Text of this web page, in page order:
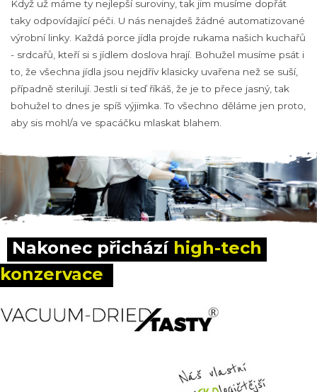
Když už máme ty nejlepší suroviny, tak jim musíme dopřát
taky odpovídající péči. U nás nenajdeš žádné automatizované
výrobní linky. Každá porce jídla projde rukama našich kuchařů
- srdcařů, kteří si s jídlem doslova hrají. Bohužel musíme psát i
to, že všechna jídla jsou nejdřív klasicky uvařena než se suší,
případně sterilují. Jestli si teď říkáš, že je to přece jasný, tak
bohužel to dnes je spíš výjimka. To všechno děláme jen proto,
aby sis mohl/a ve spacáčku mlaskat blahem.
Nakonec přichází high-tech
konzervace